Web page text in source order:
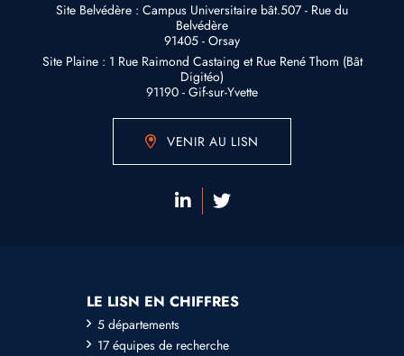
Site Belvédère : Campus Universitaire bât.507 - Rue du
Belvédère
91405 - Orsay
Site Plaine : 1 Rue Raimond Castaing et Rue René Thom (Bât
Digitéo)
91190 - Gif-sur-Yvette
VENIR AU LISN
LE LISN EN CHIFFRES
5 départements
17 équipes de recherche